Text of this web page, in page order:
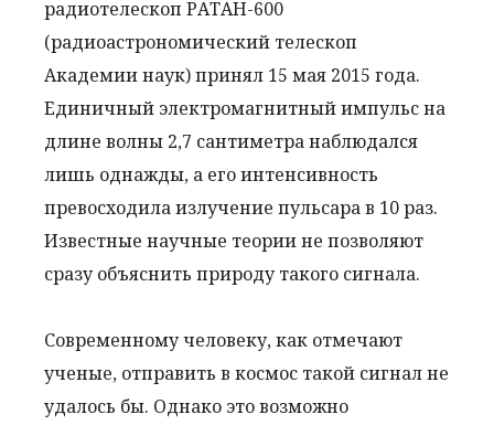
радиотелескоп РАТАН-600
(радиоастрономический телескоп
Академии наук) принял 15 мая 2015 года.
Единичный электромагнитный импульс на
длине волны 2,7 сантиметра наблюдался
лишь однажды, а его интенсивность
превосходила излучение пульсара в 10 раз.
Известные научные теории не позволяют
сразу объяснить природу такого сигнала.
Современному человеку, как отмечают
ученые, отправить в космос такой сигнал не
удалось бы. Однако это возможно